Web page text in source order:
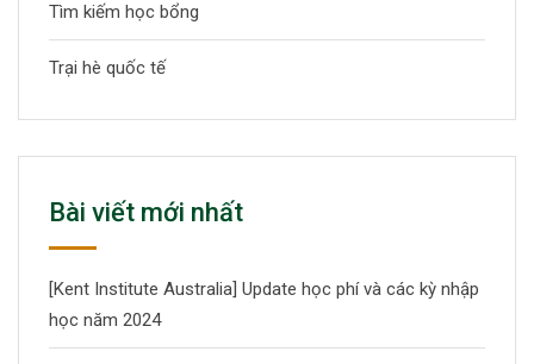
Tìm kiếm học bổng
Trại hè quốc tế
Bài viết mới nhất
[Kent Institute Australia] Update học phí và các kỳ nhập
học năm 2024